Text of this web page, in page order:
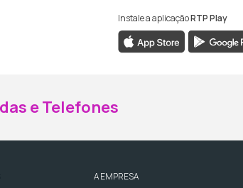
da RTP Madeira
Instagram da RTP Madeira
Instale a aplicaçãoRTP Play
e Telefones
A EMPRESA